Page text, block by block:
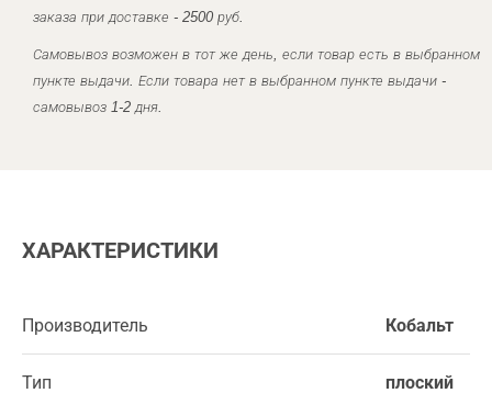
заказа при доставке - 2500 руб.
Самовывоз возможен в тот же день, если товар есть в выбранном
пункте выдачи. Если товара нет в выбранном пункте выдачи -
самовывоз 1-2 дня.
ХАРАКТЕРИСТИКИ
Производитель Кобальт
Тип плоский